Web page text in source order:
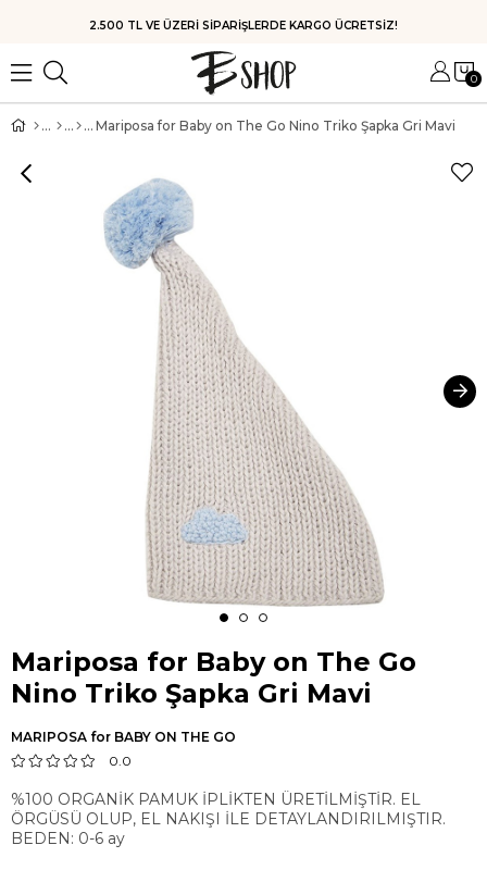
HIZLI KARGO
0
Mariposa for Baby on The Go Nino Triko Şapka Gri Mavi
Mariposa for Baby on The Go
Nino Triko Şapka Gri Mavi
MARIPOSA for BABY ON THE GO
0.0
%100 ORGANİK PAMUK İPLİKTEN ÜRETİLMİŞTİR. EL
ÖRGÜSÜ OLUP, EL NAKIŞI İLE DETAYLANDIRILMIŞTIR.
BEDEN: 0-6 ay